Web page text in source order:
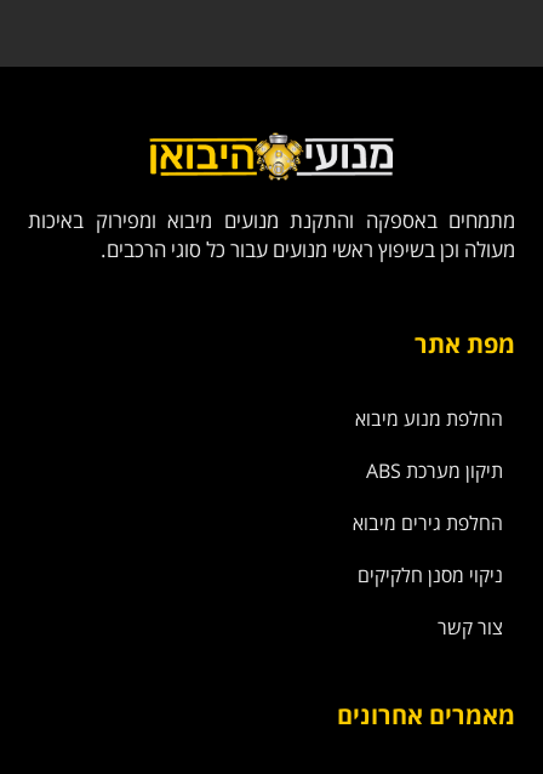
מתמחים באספקה והתקנת מנועים מיבוא ומפירוק באיכות
מעולה וכן בשיפוץ ראשי מנועים עבור כל סוגי הרכבים.
מפת אתר
החלפת מנוע מיבוא
תיקון מערכת ABS
החלפת גירים מיבוא
ניקוי מסנן חלקיקים
צור קשר
מאמרים אחרונים